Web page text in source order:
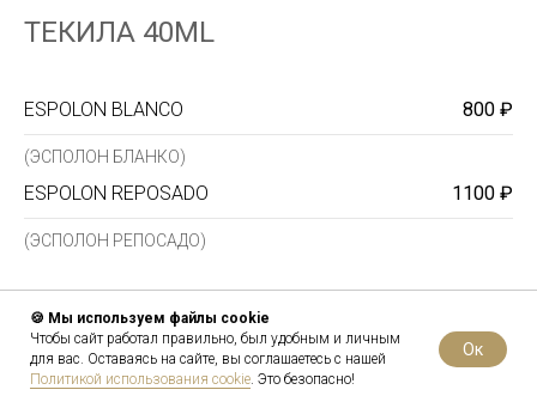
ТЕКИЛА 40ML
ESPOLON BLANCO 800 ₽
(ЭСПОЛОН БЛАНКО)
ESPOLON REPOSADO 1100 ₽
(ЭСПОЛОН РЕПОСАДО)
(ПАТРОН СИЛЬВЕР)
DON JULIO ANEJO
🍪 Мы используем файлы cookie
Чтобы сайт работал правильно, был удобным и личным
для вас. Оставаясь на сайте, вы соглашаетесь с нашей
Политикой использования cookie. Это безопасно!
Oк